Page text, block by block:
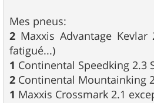
Mes pneus:
2 Maxxis Advantage
fatigué...)
1 Continental Speedking 2.3
2 Continental Mountainking
1 Maxxis Crossmark 2.1